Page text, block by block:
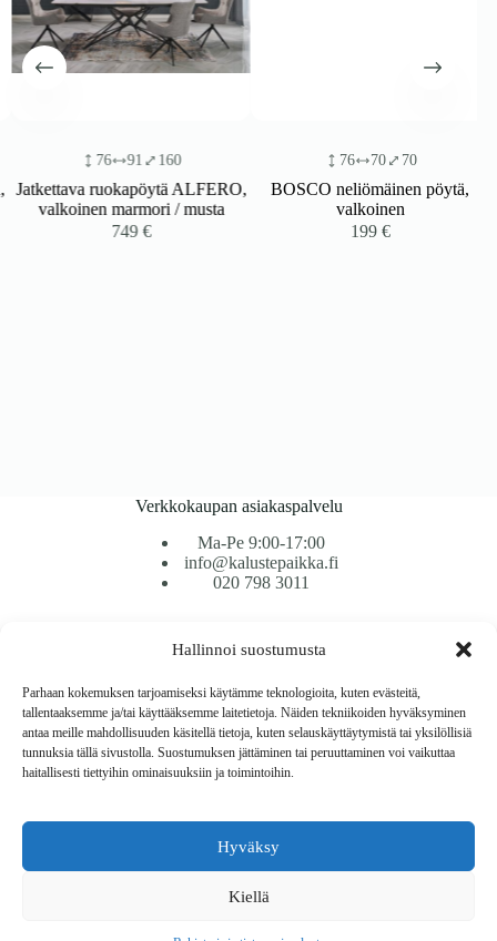
Hallinnoi suostumusta
Parhaan kokemuksen tarjoamiseksi käytämme teknologioita, kuten evästeitä,
tallentaaksemme ja/tai käyttääksemme laitetietoja. Näiden tekniikoiden hyväksyminen
antaa meille mahdollisuuden käsitellä tietoja, kuten selauskäyttäytymistä tai yksilöllisiä
tunnuksia tällä sivustolla. Suostumuksen jättäminen tai peruuttaminen voi vaikuttaa
haitallisesti tiettyihin ominaisuuksiin ja toimintoihin.
Hyväksy
Kiellä
76 91 160
Jatkettava ruokapöytä ALFERO,
valkoinen marmori / musta
749€
76 70 70
BOSCO neliömäinen pöytä,
valkoinen
199€
Verkkokaupan asiakaspalvelu
Ma-Pe 9:00-17:00
info@kalustepaikka.fi
020 798 3011
Maksutavat
Vaihto ja palautus
Reklamaatiot
Tietoa
Copyright © 2026 Kalustepaikka